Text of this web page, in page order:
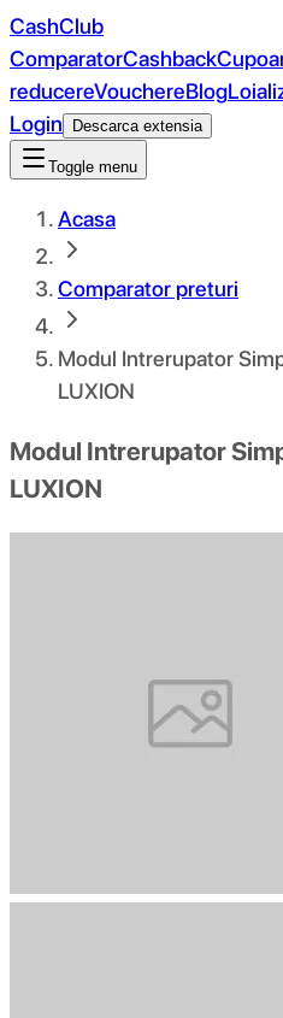
CashClub
ComparatorCashback
reducereVouchereBlog
Login
Descarca extensia
Toggle menu
Acasa
Comparator preturi
Modul Intrerupator
LUXION
Modul Intrerupator
LUXION